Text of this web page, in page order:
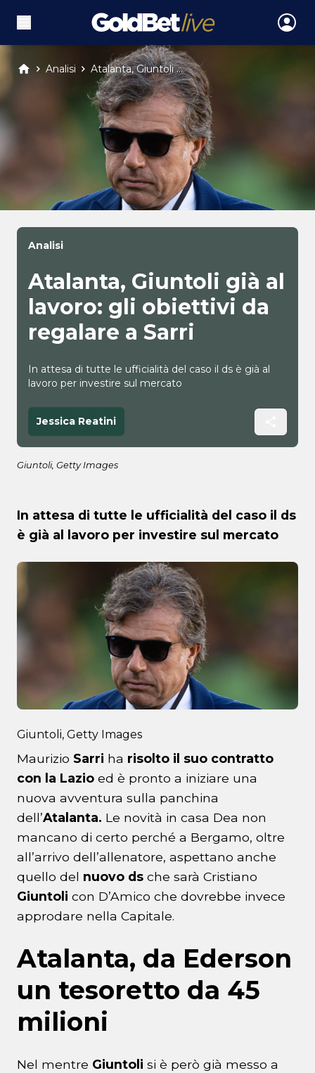
Analisi Atalanta, Giuntoli ...
Analisi
Atalanta, Giuntoli già al
lavoro: gli obiettivi da
regalare a Sarri
In attesa di tutte le ufficialità del caso il ds è già al
lavoro per investire sul mercato
Jessica Reatini
Giuntoli, Getty Images
In attesa di tutte le ufficialità del caso il ds
è già al lavoro per investire sul mercato
Giuntoli, Getty Images
Maurizio Sarri ha risolto il suo contratto
con la Lazio ed è pronto a iniziare una
nuova avventura sulla panchina
dell’Atalanta. Le novità in casa Dea non
mancano di certo perché a Bergamo, oltre
all’arrivo dell’allenatore, aspettano anche
quello del nuovo ds che sarà Cristiano
Giuntoli con D’Amico che dovrebbe invece
approdare nella Capitale.
Atalanta, da Ederson
un tesoretto da 45
milioni
Nel mentre Giuntoli si è però già messo a